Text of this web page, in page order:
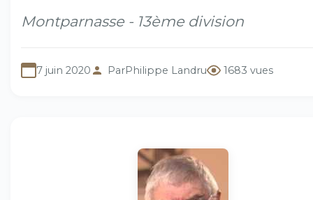
Montparnasse - 13ème division
7 juin 2020 ParPhilippe Landru 1683 vues